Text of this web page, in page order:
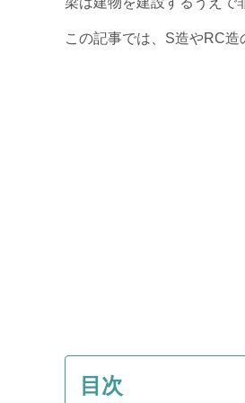
この記事では、S造やRC造
目次